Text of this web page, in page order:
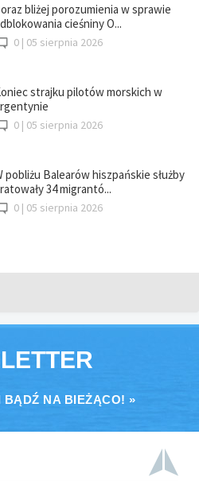
bliżej porozumienia w sprawie
cieśniny O...
0 | 05 sierpnia 2026
strajku pilotów morskich w
0 | 05 sierpnia 2026
pobliżu Balearów hiszpańskie służby
34 migrantó...
0 | 05 sierpnia 2026
BĄDŹ NA BIEŻĄCO! »